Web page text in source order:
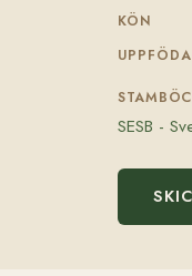
KÖN
SESB -